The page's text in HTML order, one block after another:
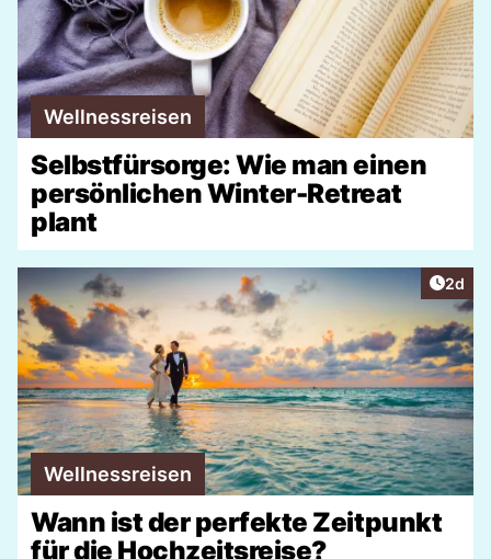
Wellnessreisen
Selbstfürsorge: Wie man einen
persönlichen Winter-Retreat
plant
2d
Wellnessreisen
Wann ist der perfekte Zeitpunkt
für die Hochzeitsreise?